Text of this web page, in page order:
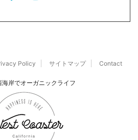
Policy サイトマップ Contact
海岸でオーガニックライフ